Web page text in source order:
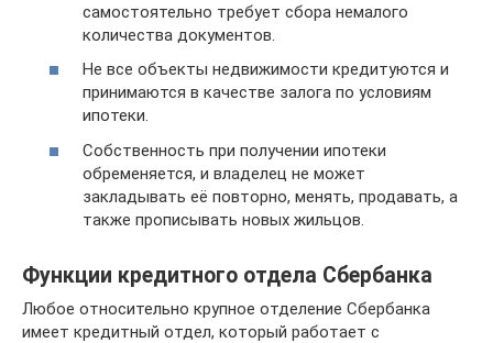
самостоятельно требует сбора немалого
количества документов.
Не все объекты недвижимости кредитуются и
принимаются в качестве залога по условиям
ипотеки.
Собственность при получении ипотеки
обременяется, и владелец не может
закладывать её повторно, менять, продавать, а
также прописывать новых жильцов.
Функции кредитного отдела Сбербанка
Любое относительно крупное отделение Сбербанка
имеет кредитный отдел, который работает с